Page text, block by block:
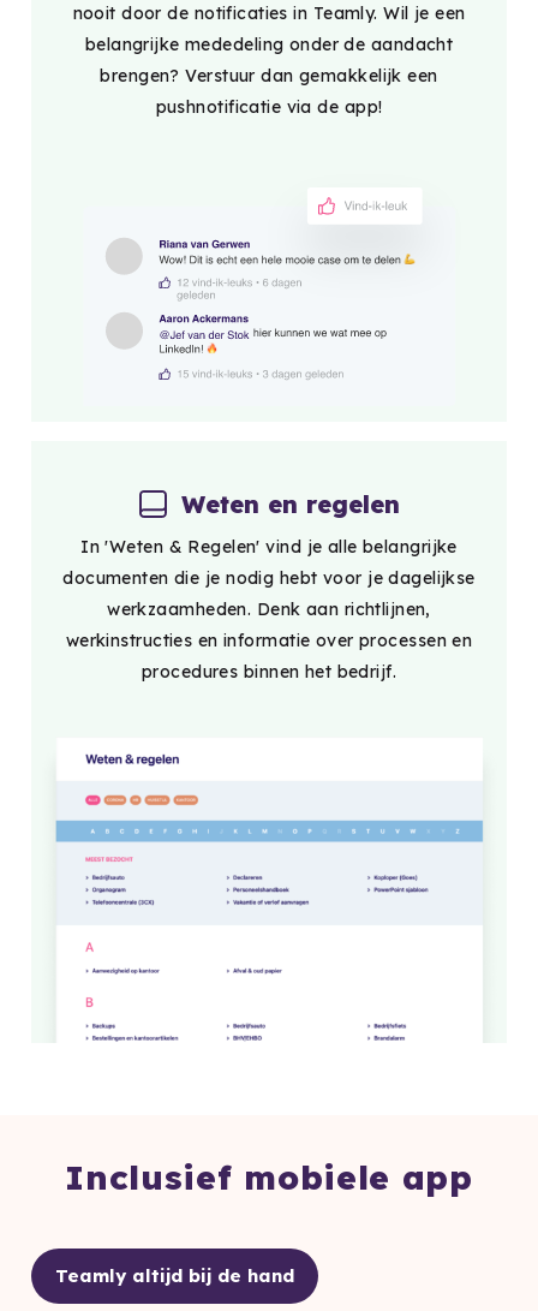
nooit door de notificaties in Teamly. Wil je een
belangrijke mededeling onder de aandacht
brengen? Verstuur dan gemakkelijk een
pushnotificatie via de app!
Weten en regelen
In 'Weten & Regelen' vind je alle belangrijke
documenten die je nodig hebt voor je dagelijkse
werkzaamheden. Denk aan richtlijnen,
werkinstructies en informatie over processen en
procedures binnen het bedrijf.
Inclusief mobiele app
Teamly altijd bij de hand